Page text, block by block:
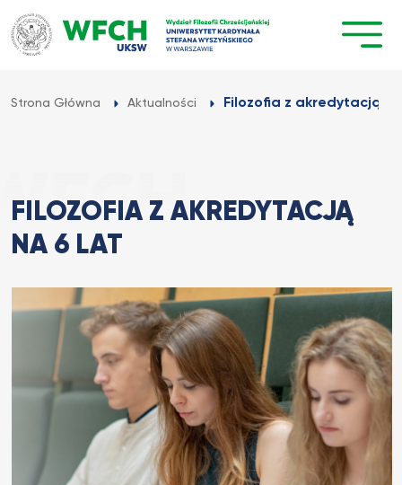
Przejdź
do
treści
Strona Główna Aktualności Filozofia z akredytacją
FILOZOFIA Z AKREDYTACJĄ
NA 6 LAT